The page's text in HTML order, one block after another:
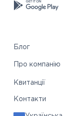
Блог
Про компанію
Квитанції
Контакти